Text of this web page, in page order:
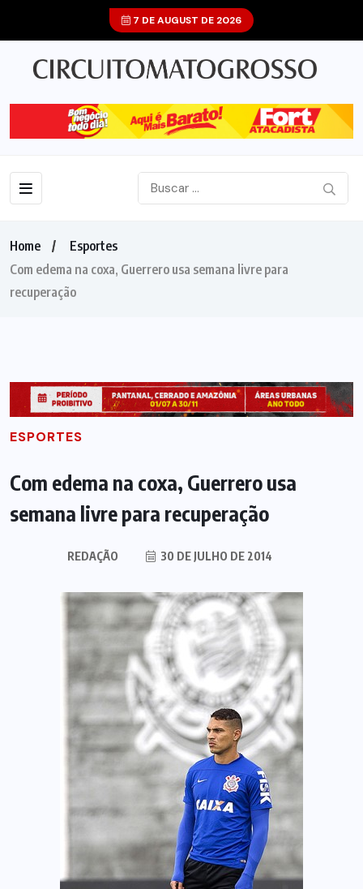
7 DE AUGUST DE 2026
Home
Esportes
Com edema na coxa, Guerrero usa semana livre para
recuperação
ESPORTES
Com edema na coxa, Guerrero usa
semana livre para recuperação
REDAÇÃO 30 DE JULHO DE 2014